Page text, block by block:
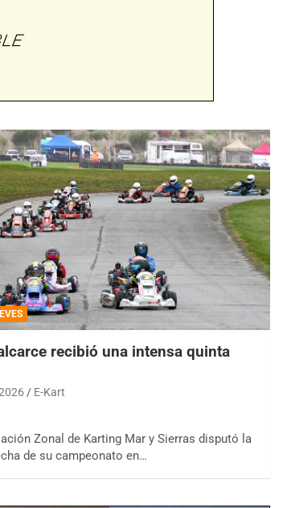
recibió una intensa quinta
E-Kart
Zonal de Karting Mar y Sierras disputó la
de su campeonato en…